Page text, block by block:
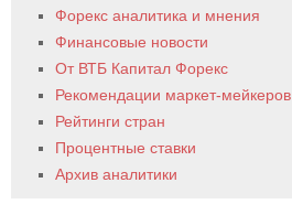
Форекс аналитика и мнения
Финансовые новости
От ВТБ Капитал Форекс
Рекомендации маркет-мейкеров
Рейтинги стран
Процентные ставки
Архив аналитики